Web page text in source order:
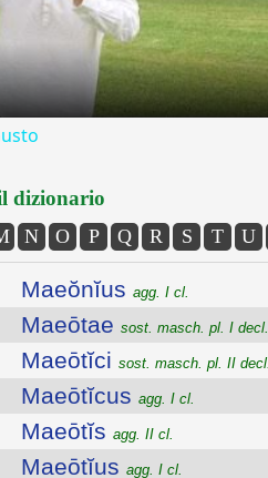
dizionario
N O P Q R S T U
Maeŏnĭus agg. I cl.
Maeōtae sost. masch. pl. I decl.
Maeōtĭci sost. masch. pl. II decl.
Maeōtĭcus agg. I cl.
Maeōtĭs agg. II cl.
Maeōtĭus agg. I cl.